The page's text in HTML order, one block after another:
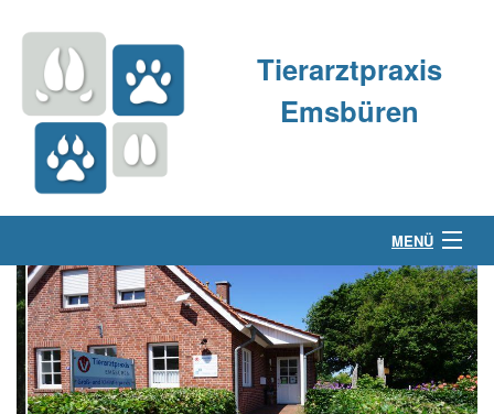
Tierarztpraxis
Emsbüren
MENÜ
Über uns
Kleintierpraxis
Großtierpraxis